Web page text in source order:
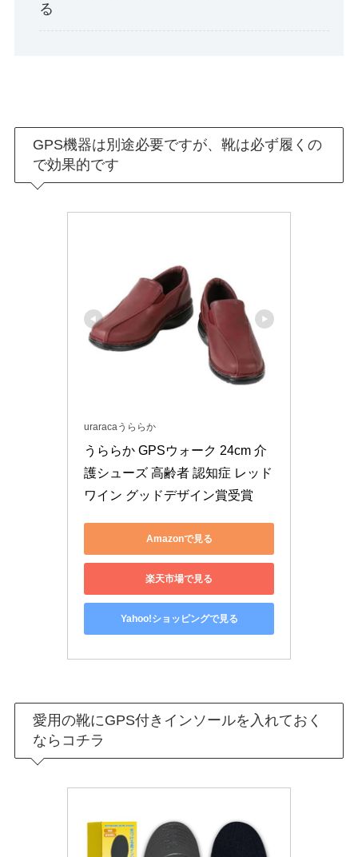
る
GPS機器は別途必要ですが、靴は必ず履くの
で効果的です
uraracaうららか
うららか GPSウォーク 24cm 介
護シューズ 高齢者 認知症 レッド
ワイン グッドデザイン賞受賞
Amazonで見る
楽天市場で見る
Yahoo!ショッピングで見る
愛用の靴にGPS付きインソールを入れておく
ならコチラ